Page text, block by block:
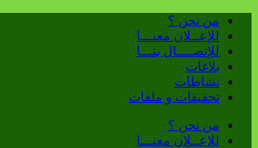
من نحن ؟
للإعــلان معنـــا
للإتصــــال بنـــا
بلاغات
نشاطات
تحقيقات و ملفات
من نحن ؟
للإعــلان معنـــا